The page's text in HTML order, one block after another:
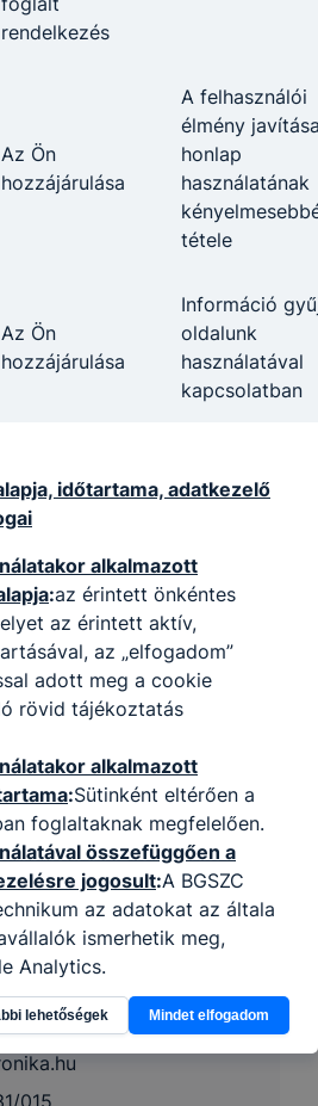
SzC Mechatronikai
utca 39.
KRÉTA
/ + 36 1 246 1367
015
rendelkezés
Az Ön
hozzájárulása
A felhasználói
élmény
honlap
használatának
tétele
Az Ön
hozzájárulása
Információ
oldalunk
használatával
kapcsolatban
időtartama, adatkezelő
alkalmazott
:az érintett önkéntes
az érintett aktív,
az „elfogadom”
adott meg a cookie
rövid tájékoztatás
alkalmazott
:Sütinként eltérően a
foglaltaknak megfelelően.
összefüggően a
jogosult:A BGSZC
az adatokat az általa
ismerhetik meg,
Analytics.
Az érintett kérelmezheti a rá
adatokhoz való
adatainak
kezelésének
lehetőségek Mindet elfogadom